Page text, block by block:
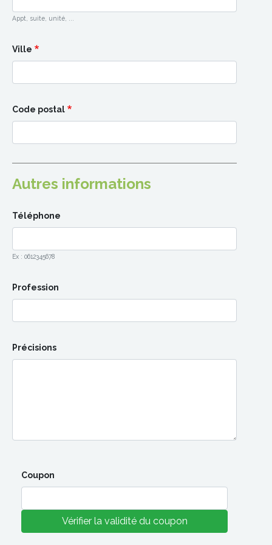
Appt, suite, unité, ...
Ville
Code postal
Autres informations
Téléphone
Ex : 0612345678
Profession
Précisions
Coupon
Vérifier la validité du coupon